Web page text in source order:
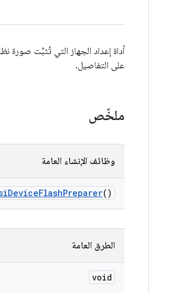
على التفاصيل.
ملخّص
وظائف الإنشاء العامة
DeviceFlashPreparer()
الطرق العامة
void